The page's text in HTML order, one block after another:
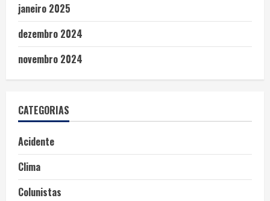
janeiro 2025
dezembro 2024
novembro 2024
CATEGORIAS
Acidente
Clima
Colunistas